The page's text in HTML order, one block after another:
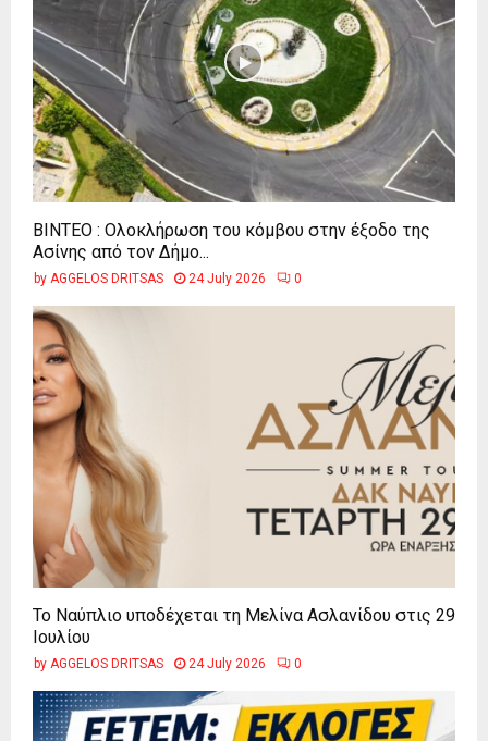
ΒΙΝΤΕΟ : Ολοκλήρωση του κόμβου στην έξοδο της
Ασίνης από τον Δήμο...
by AGGELOS DRITSAS 24 July 2026 0
Το Ναύπλιο υποδέχεται τη Μελίνα Ασλανίδου στις 29
Ιουλίου
by AGGELOS DRITSAS 24 July 2026 0